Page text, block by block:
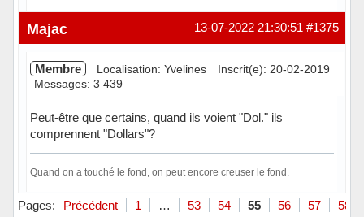
#1375
13-07-2022 21:30:51
Majac
Membre Localisation: Yvelines
Inscrit(e): 20-02-2019
Messages: 3 439
Peut-être que certains, quand ils voient "Dol." ils
comprennent "Dollars"?
Quand on a touché le fond, on peut encore creuser le fond.
Hors ligne
Pages: Précédent 1 … 53 54 55 56 57 58